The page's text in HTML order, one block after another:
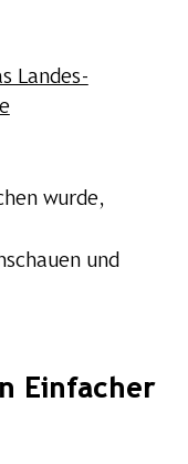
Landes-
wurde,
und
Einfacher